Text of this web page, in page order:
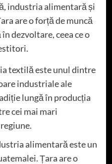
industria alimentară și
are o forță de muncă
dezvoltare, ceea ce o
textilă este unul dintre
industriale ale
lungă în producția
cei mai mari
alimentară este un
Țara are o